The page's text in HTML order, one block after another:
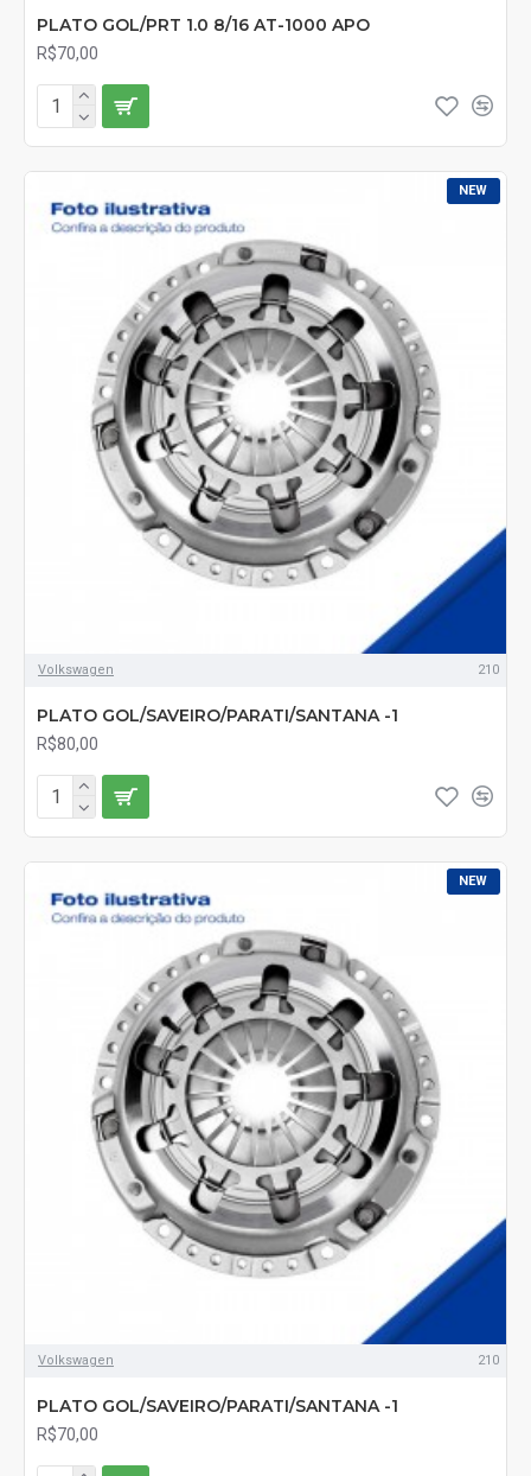
PLATO GOL/PRT 1.0 8/16 AT-1000 APO
R$70,00
NEW
Volkswagen 210
PLATO GOL/SAVEIRO/PARATI/SANTANA -1
R$80,00
NEW
Volkswagen 210
PLATO GOL/SAVEIRO/PARATI/SANTANA -1
R$70,00